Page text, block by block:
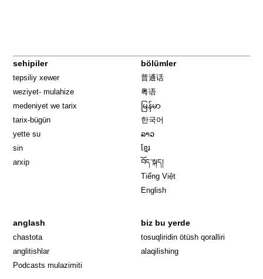
sehipiler
tepsiliy xewer
weziyet- mulahize
medeniyet we tarix
tarix-bügün
yette su
sin
arxip
bölümler
普通话
粤语
မြန်မာ
한국어
ລາວ
ខ្មែរ
བོད་སྐད།
Tiếng Việt
English
anglash
chastota
anglitishlar
Podcasts mulazimiti
biz bu yerde
tosuqliridin ötüsh qoralliri
alaqilishing